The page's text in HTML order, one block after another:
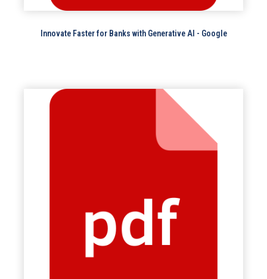
Innovate Faster for Banks with Generative AI - Google